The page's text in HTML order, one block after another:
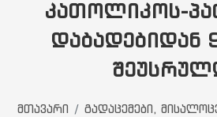
ᲙᲐᲗᲝᲚᲘᲙᲝᲡ-
ᲓᲐᲑᲐᲓᲔᲑᲘᲓᲐᲜ
მთავარი
გადაცემები,